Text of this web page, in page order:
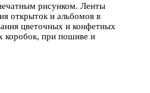
рисунком. Ленты
открыток и альбомов в
цветочных и конфетных
коробок, при пошиве и